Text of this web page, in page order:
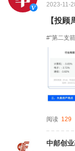
2023-11-
【投
#“第二支
阅读 129
中邮创